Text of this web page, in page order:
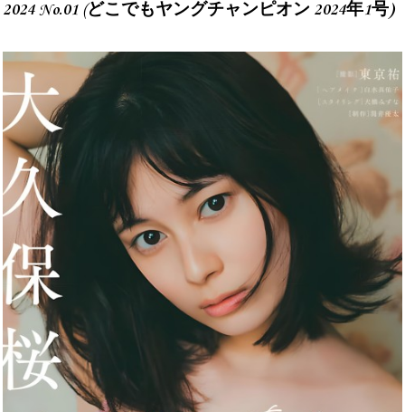
2024 No.01 (どこでもヤングチャンピオン 2024年1号)